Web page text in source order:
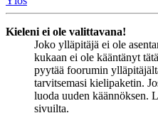
Kieleni ei ole valittavana!
Joko ylläpitäjä ei ole
kukaan ei ole kääntänyt
pyytää foorumin
tarvitsemasi kielipaketin.
luoda uuden käännöksen.
sivuilta.